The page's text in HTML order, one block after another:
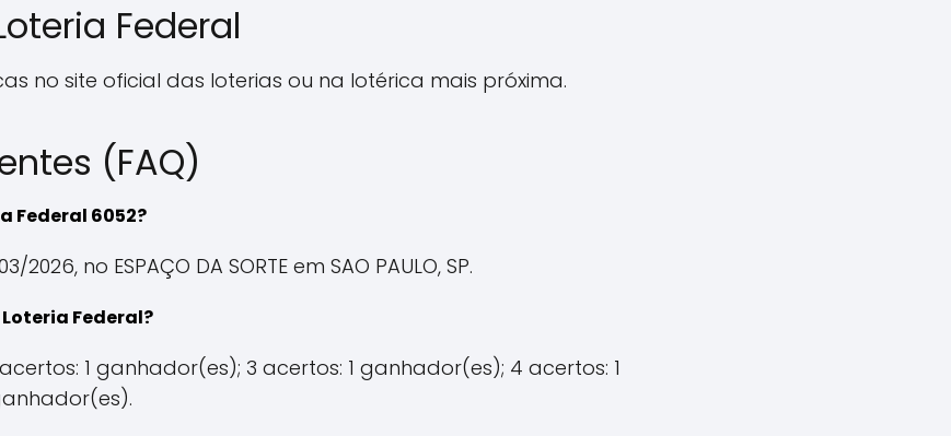
Federal
no site oficial das loterias ou na lotérica mais próxima.
(FAQ)
Federal 6052?
no ESPAÇO DA SORTE em SAO PAULO, SP.
Federal?
1 ganhador(es); 3 acertos: 1 ganhador(es); 4 acertos: 1